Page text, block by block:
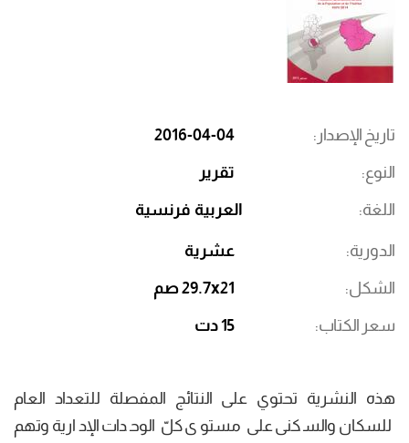
تاريخ الإصدار 2016-04-04
النوع تقرير
اللغة العربية فرنسية
الدورية عشرية
الشكل 29.7x21 صم
سعر الكتاب 15 دت
هذه النشرية تحتوي على النتائج المفصلة للتعداد العام
للسكان والسكنى على مستوى كلّ الوحدات الإدارية وتهم